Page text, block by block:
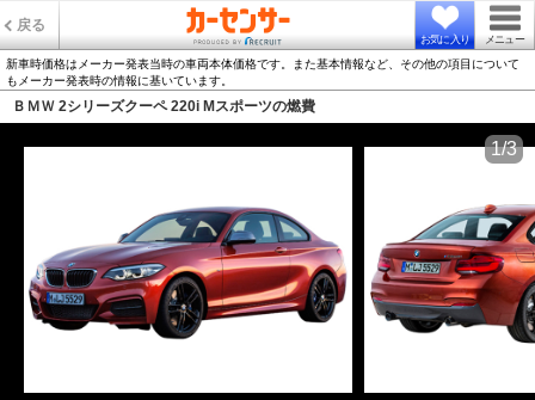
戻る
お気に入り メニュー
新車時価格はメーカー発表当時の車両本体価格です。また基本情報など、その他の項目について
もメーカー発表時の情報に基いています。
ＢＭＷ 2シリーズクーペ 220i Mスポーツの燃費
1/3